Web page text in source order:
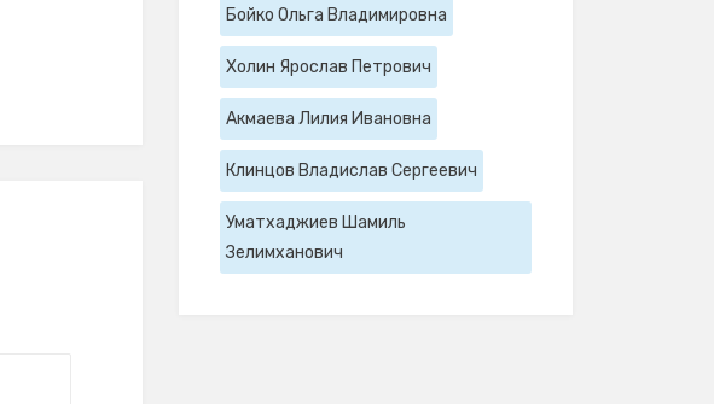
Бойко Ольга Владимировна
Холин Ярослав Петрович
Акмаева Лилия Ивановна
Клинцов Владислав Сергеевич
Уматхаджиев Шамиль
Зелимханович